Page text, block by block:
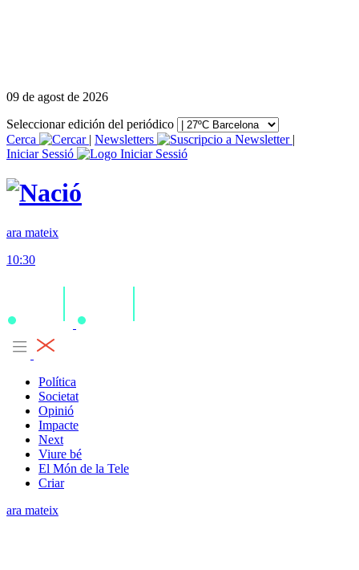
09 de agost de 2026
Seleccionar edición del periódico
Cerca
| Newsletters
|
Iniciar Sessió
ara mateix
10:30
Política
Societat
Opinió
Impacte
Next
Viure bé
El Món de la Tele
Criar
ara mateix